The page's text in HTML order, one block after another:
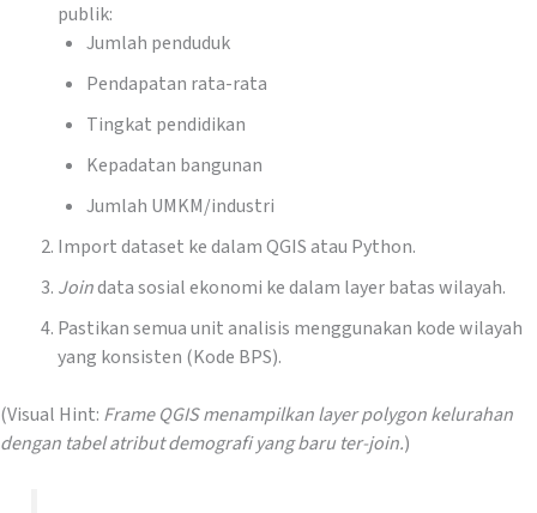
publik:
Jumlah penduduk
Pendapatan rata-rata
Tingkat pendidikan
Kepadatan bangunan
Jumlah UMKM/industri
Import dataset ke dalam QGIS atau Python.
Joindata sosial ekonomi ke dalam layer batas wilayah.
Pastikan semua unit analisis menggunakan kode wilayah
yang konsisten (Kode BPS).
(Visual Hint: Frame QGIS menampilkan layer polygon kelurahan
dengan tabel atribut demografi yang baru ter-join.)